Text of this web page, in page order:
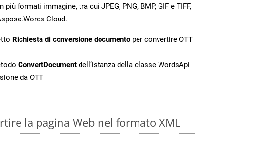
più formati immagine, tra cui JPEG, PNG, BMP, GIF e TIFF,
Cloud.
Richiesta di conversione documento per convertire OTT
ConvertDocument dell’istanza della classe WordsApi
da OTT
la pagina Web nel formato XML